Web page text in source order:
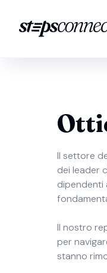
Il settore
dei leader
dipendenti
Il nostro
per
stanno